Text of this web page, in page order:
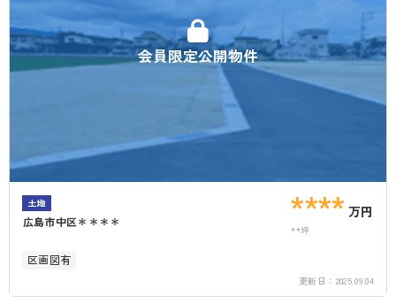
会員限定公開物件
土地
広島市中区＊＊＊＊ **** 万円
**坪
区画図有
更新日： 2025.09.04